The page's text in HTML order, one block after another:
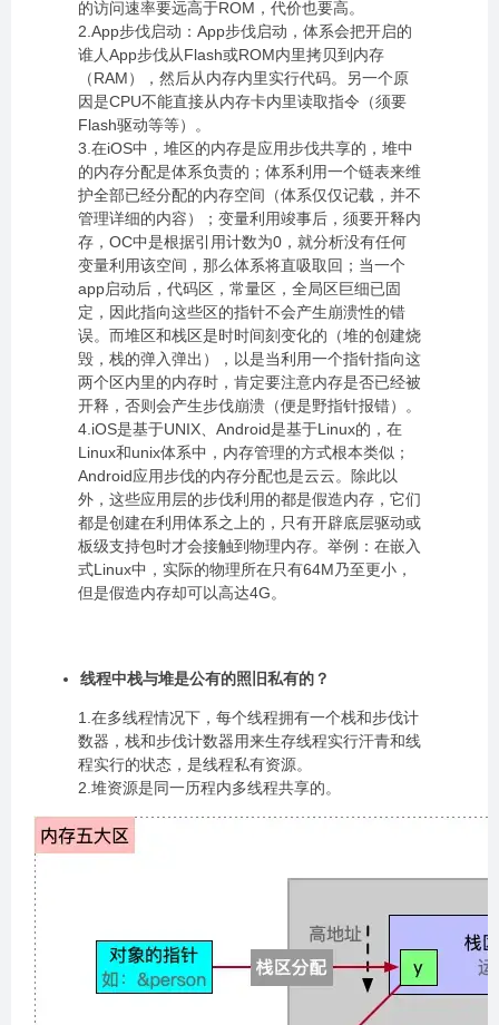
的访问速率要远高于ROM，代价也要高。
2.App步伐启动：App步伐启动，体系会把开启的
谁人App步伐从Flash或ROM内里拷贝到内存
（RAM），然后从内存内里实行代码。另一个原
因是CPU不能直接从内存卡内里读取指令（须要
Flash驱动等等）。
3.在iOS中，堆区的内存是应用步伐共享的，堆中
的内存分配是体系负责的；体系利用一个链表来维
护全部已经分配的内存空间（体系仅仅记载，并不
管理详细的内容）；变量利用竣事后，须要开释内
存，OC中是根据引用计数为0，就分析没有任何
变量利用该空间，那么体系将直吸取回；当一个
app启动后，代码区，常量区，全局区巨细已固
定，因此指向这些区的指针不会产生崩溃性的错
误。而堆区和栈区是时时间刻变化的（堆的创建烧
毁，栈的弹入弹出），以是当利用一个指针指向这
两个区内里的内存时，肯定要注意内存是否已经被
开释，否则会产生步伐崩溃（便是野指针报错）。
4.iOS是基于UNIX、Android是基于Linux的，在
Linux和unix体系中，内存管理的方式根本类似；
Android应用步伐的内存分配也是云云。除此以
外，这些应用层的步伐利用的都是假造内存，它们
都是创建在利用体系之上的，只有开辟底层驱动或
板级支持包时才会接触到物理内存。举例：在嵌入
式Linux中，实际的物理所在只有64M乃至更小，
但是假造内存却可以高达4G。
线程中栈与堆是公有的照旧私有的？
1.在多线程情况下，每个线程拥有一个栈和步伐计
数器，栈和步伐计数器用来生存线程实行汗青和线
程实行的状态，是线程私有资源。
2.堆资源是同一历程内多线程共享的。